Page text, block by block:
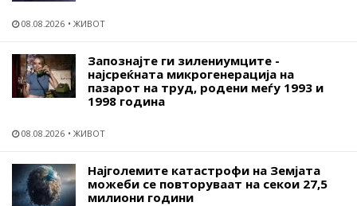
08.08.2026 ЖИВОТ
Запознајте ги зилениумците -
најсреќната микрогенерација на
пазарот на труд, родени меѓу 1993 и
1998 година
08.08.2026 ЖИВОТ
Најголемите катастрофи на Земјата
можеби се повторуваат на секои 27,5
милиони години